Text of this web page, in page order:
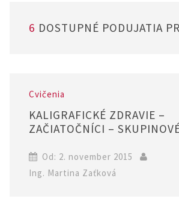
6 DOSTUPNÉ PODUJATIA
Cvičenia
KALIGRAFICKÉ ZDRAVIE –
ZAČIATOČNÍCI –
Od: 2. november 2015
Ing. Martina Zaťková